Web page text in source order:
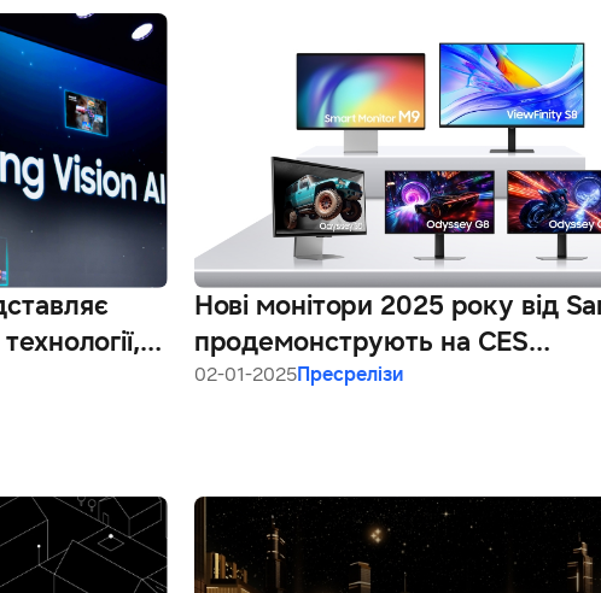
АІ-
Нові монітори 2025 року від
продемонструють на CES
можливості штучного інтелекту,
02-01-2025Пресрелізи